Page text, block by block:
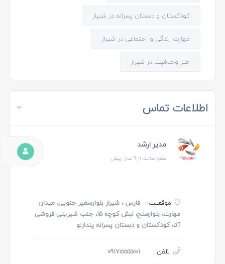
کودکستان و دبستان پسرانه در شیراز
مهارت زندگی و اجتماعی در شیراز
هنر وخلاقیت در شیراز
اطلاعات تماس
مدیر ارشد
عضو سایت از 9 سال پیش
موقعیت:
فارس ، شیراز بلوارسفیر جنوبی، میدان
مهارت، بلوارصلح، نبش کوچه ۱۵، جنب شیرینی فروشی
آتا، کودکستان و دبستان پسرانه پندارنو
تلفن : 0917xxxxx01